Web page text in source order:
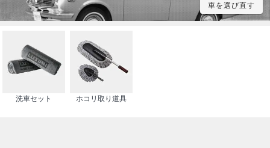
車を選び直す
洗車セット ホコリ取り道具